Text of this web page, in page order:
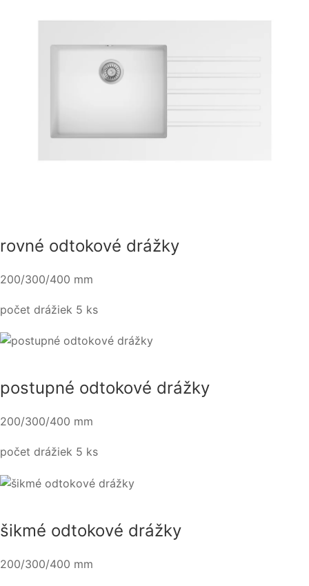
rovné odtokové drážky
200/300/400 mm
počet drážiek 5 ks
postupné odtokové drážky
200/300/400 mm
počet drážiek 5 ks
šikmé odtokové drážky
200/300/400 mm